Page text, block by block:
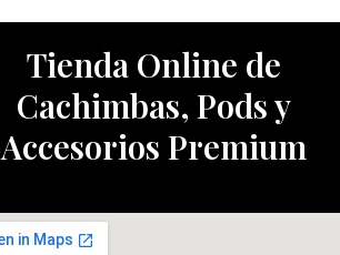
Tienda Online de
Cachimbas, Pods y
Accesorios Premium